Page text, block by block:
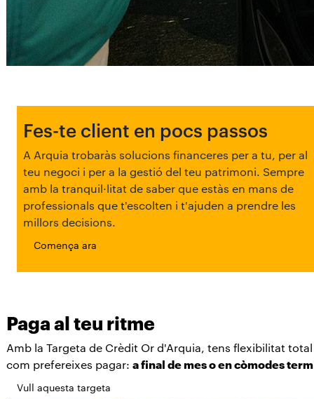
Fes-te client en pocs passos
A Arquia trobaràs solucions financeres per a tu, per al
teu negoci i per a la gestió del teu patrimoni. Sempre
amb la tranquil·litat de saber que estàs en mans de
professionals que t'escolten i t'ajuden a prendre les
millors decisions.
Comença ara
Paga al teu ritme
Amb la Targeta de Crèdit Or d'Arquia, tens flexibilitat
com prefereixes pagar: a final de mes o en còmodes
Vull aquesta targeta